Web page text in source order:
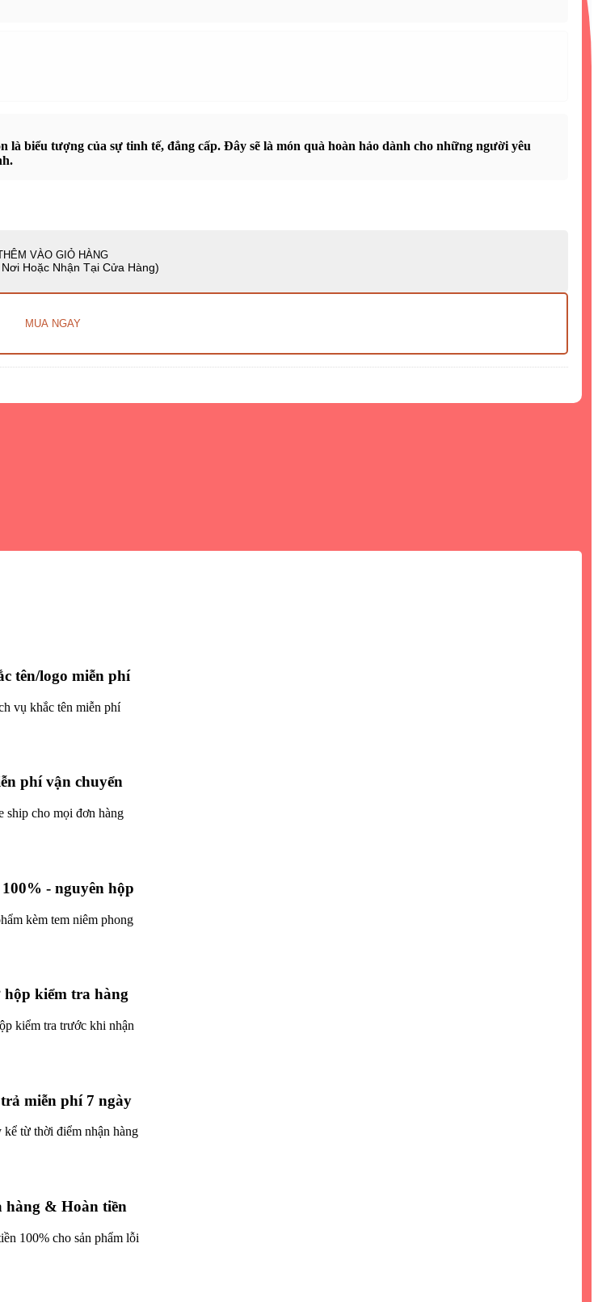
biểu tượng của sự tinh tế, đẳng cấp. Đây sẽ là món quà hoàn hảo dành cho những người yêu
VÀO GIỎ HÀNG
MUA NGAY
tên/logo miễn phí
vụ khắc tên miễn phí
phí vận chuyển
ship cho mọi đơn hàng
- nguyên hộp
kèm tem niêm phong
hộp kiểm tra hàng
kiểm tra trước khi nhận
miễn phí 7 ngày
kể từ thời điểm nhận hàng
hàng & Hoàn tiền
100% cho sản phẩm lỗi